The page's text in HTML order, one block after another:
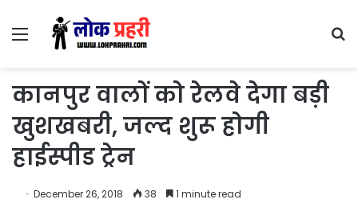
Menu
कानपुर वालों को रेलवे देगा बड़ी
खुशखबरी, जल्द शुरू होगी
हाईस्पीड ट्रेन
December 26, 2018 38 1 minute read